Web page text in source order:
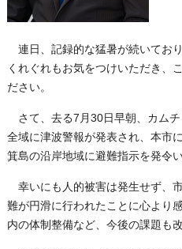
連日、記録的な猛暑が続いてお
くれぐれもお気をつけいただき、
ださい。
さて、去る7月30日早朝、カム
全域に津波警報が発表され、本市
箕島の沿岸地域に避難指示を発令
幸いにも人的被害は発生せず、
難が円滑に行われたことに心より
内の体制整備など、今後の課題も